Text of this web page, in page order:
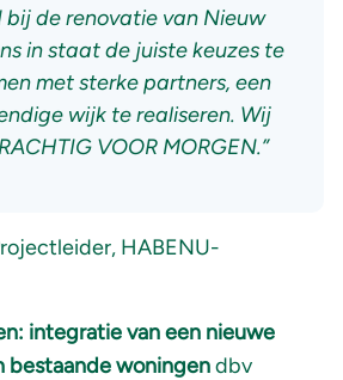
de renovatie van Nieuw
in staat de juiste keuzes te
met sterke partners, een
wijk te realiseren. Wij
VOOR MORGEN.”
HABENU-
integratie van een nieuwe
bestaande woningendbv